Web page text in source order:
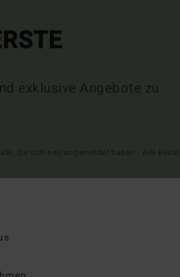
exklusive Angebote zu